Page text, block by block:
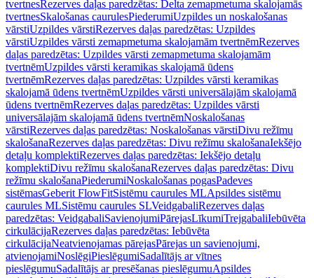
tvertnesRezerves daļas paredzētas: Delta zemapmetuma skalojamās
tvertnesSkalošanas caurulesPiederumiUzpildes un noskalošanas
vārstiUzpildes vārstiRezerves daļas paredzētas: Uzpildes
vārstiUzpildes vārsti zemapmetuma skalojamām tvertnēmRezerves
daļas paredzētas: Uzpildes vārsti zemapmetuma skalojamām
tvertnēmUzpildes vārsti keramikas skalojamā ūdens
tvertnēmRezerves daļas paredzētas: Uzpildes vārsti keramikas
skalojamā ūdens tvertnēmUzpildes vārsti universālajām skalojamā
ūdens tvertnēmRezerves daļas paredzētas: Uzpildes vārsti
universālajām skalojamā ūdens tvertnēmNoskalošanas
vārstiRezerves daļas paredzētas: Noskalošanas vārstiDivu režīmu
skalošanaRezerves daļas paredzētas: Divu režīmu skalošanaIekšējo
detaļu komplektiRezerves daļas paredzētas: Iekšējo detaļu
komplektiDivu režīmu skalošanaRezerves daļas paredzētas: Divu
režīmu skalošanaPiederumiNoskalošanas pogasPadeves
sistēmasGeberit FlowFitSistēmu caurules MLApsildes sistēmu
caurules MLSistēmu caurules SLVeidgabaliRezerves daļas
paredzētas: VeidgabaliSavienojumiPārejasLīkumiTrejgabaliIebūvēta
cirkulācijaRezerves daļas paredzētas: Iebūvēta
cirkulācijaNeatvienojamas pārejasPārejas un savienojumi,
atvienojamiNoslēgiPieslēgumiSadalītājs ar vītnes
pieslēgumuSadalītājs ar presēšanas pieslēgumuApsildes